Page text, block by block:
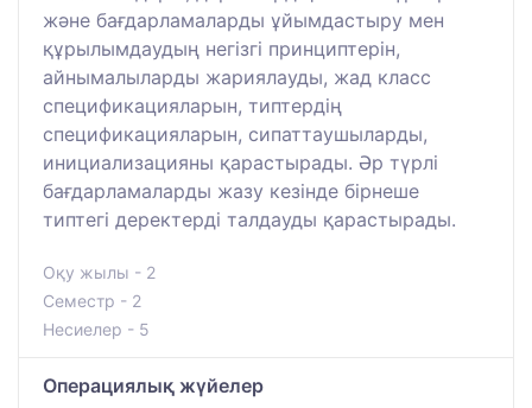
және бағдарламаларды ұйымдастыру мен
құрылымдаудың негізгі принциптерін,
айнымалыларды жариялауды, жад класс
спецификацияларын, типтердің
спецификацияларын, сипаттаушыларды,
инициализацияны қарастырады. Әр түрлі
бағдарламаларды жазу кезінде бірнеше
типтегі деректерді талдауды қарастырады.
Оқу жылы - 2
Семестр - 2
Несиелер - 5
Операциялық жүйелер